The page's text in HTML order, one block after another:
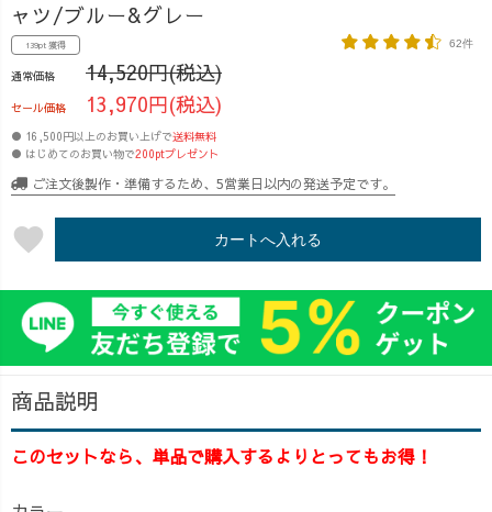
ャツ/ブルー&グレー
139pt 獲得 62件
通常価格 14,520円(税込)
セール価格 13,970円(税込)
● 16,500円以上のお買い上げで送料無料
● はじめてのお買い物で200ptプレゼント
ご注文後製作・準備するため、5営業日以内の発送予定です。
favorite カートへ入れる
商品説明
このセットなら、単品で購入するよりとってもお得！